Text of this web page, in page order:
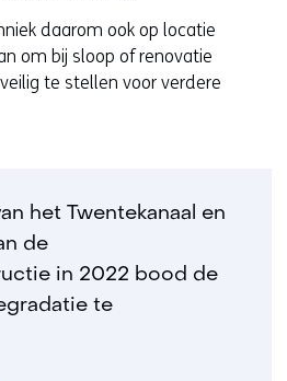
daarom ook op locatie
om bij sloop of renovatie
te stellen voor verdere
het Twentekanaal en
de
in 2022 bood de
te